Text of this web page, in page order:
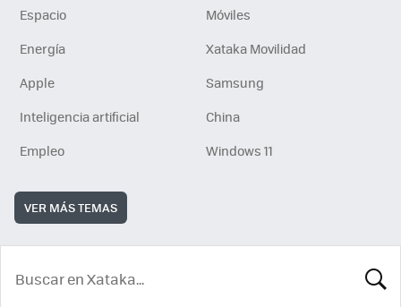
Espacio
Móviles
Energía
Xataka Movilidad
Apple
Samsung
Inteligencia artificial
China
Empleo
Windows 11
VER MÁS TEMAS